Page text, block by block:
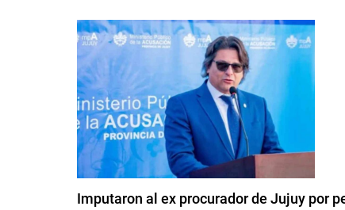
Imputaron al ex procurador de Jujuy por